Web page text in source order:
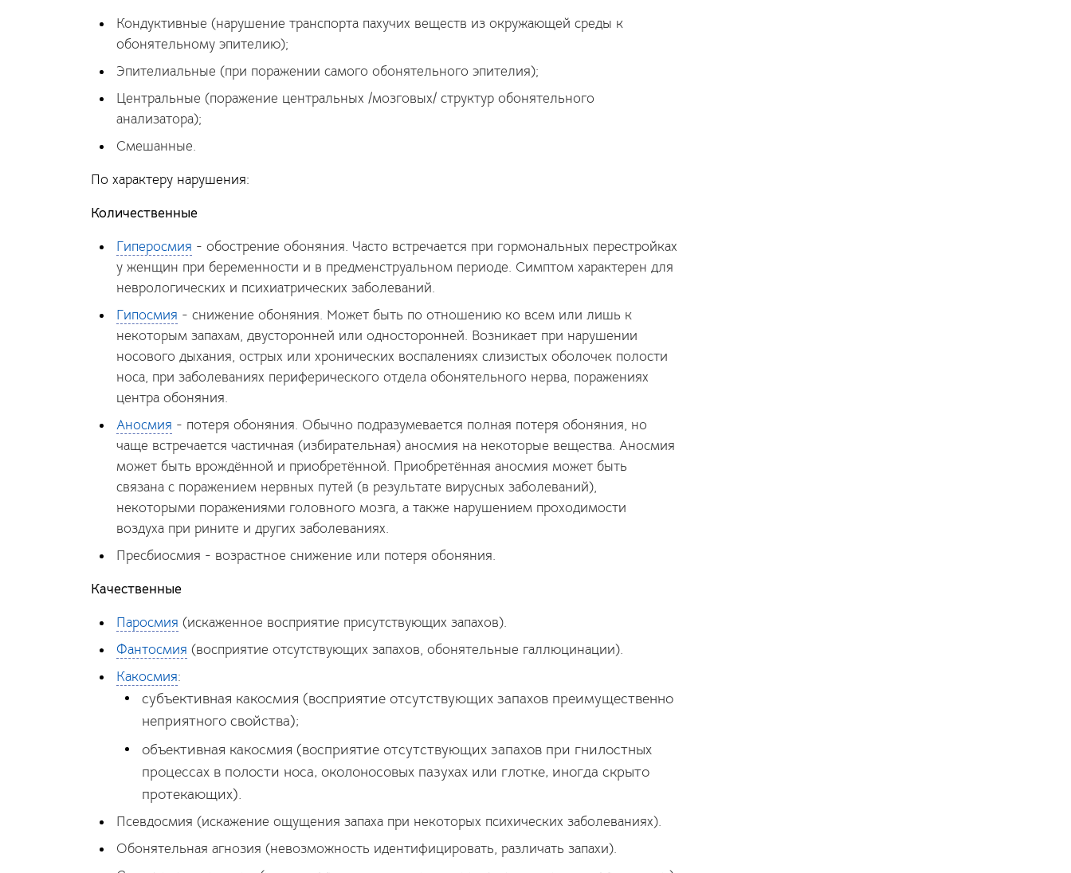
Кондуктивные (нарушение транспорта пахучих веществ из окружающей среды к
обонятельному эпителию);
Эпителиальные (при поражении самого обонятельного эпителия);
Центральные (поражение центральных /мозговых/ структур обонятельного
анализатора);
Смешанные.
По характеру нарушения:
Количественные
Гиперосмия - обострение обоняния. Часто встречается при гормональных перестройках
у женщин при беременности и в предменструальном периоде. Симптом характерен для
неврологических и психиатрических заболеваний.
Гипосмия - снижение обоняния. Может быть по отношению ко всем или лишь к
некоторым запахам, двусторонней или односторонней. Возникает при нарушении
носового дыхания, острых или хронических воспалениях слизистых оболочек полости
носа, при заболеваниях периферического отдела обонятельного нерва, поражениях
центра обоняния.
Аносмия - потеря обоняния. Обычно подразумевается полная потеря обоняния, но
чаще встречается частичная (избирательная) аносмия на некоторые вещества. Аносмия
может быть врождённой и приобретённой. Приобретённая аносмия может быть
связана с поражением нервных путей (в результате вирусных заболеваний),
некоторыми поражениями головного мозга, а также нарушением проходимости
воздуха при рините и других заболеваниях.
Пресбиосмия - возрастное снижение или потеря обоняния.
Качественные
Паросмия (искаженное восприятие присутствующих запахов).
Фантосмия (восприятие отсутствующих запахов, обонятельные галлюцинации).
Какосмия:
субъективная какосмия (восприятие отсутствующих запахов преимущественно
неприятного свойства);
объективная какосмия (восприятие отсутствующих запахов при гнилостных
процессах в полости носа, околоносовых пазухах или глотке, иногда скрыто
протекающих).
Псевдосмия (искажение ощущения запаха при некоторых психических заболеваниях).
Обонятельная агнозия (невозможность идентифицировать, различать запахи).